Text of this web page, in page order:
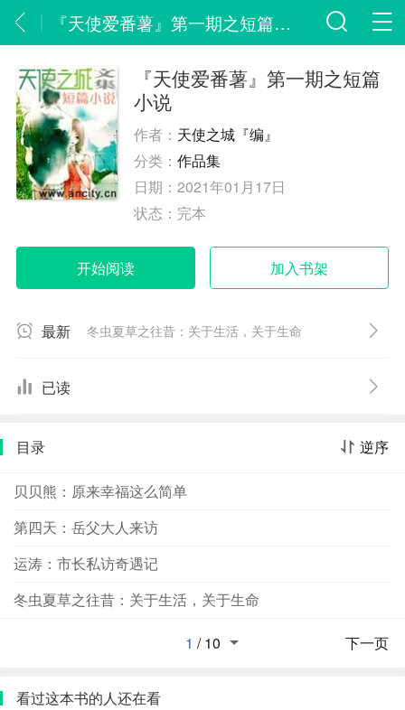
『天使爱番薯』第一期之短篇小说
『天使爱番薯』第一期之短篇
小说
作者： 天使之城『编』
分类：作品集
日期：2021年01月17日
状态： 完本
开始阅读 加入书架
最新 冬虫夏草之往昔：关于生活，关于生命
已读
逆序
目录
贝贝熊：原来幸福这么简单
第四天：岳父大人来访
运涛：市长私访奇遇记
冬虫夏草之往昔：关于生活，关于生命
下一页
1 /10
看过这本书的人还在看